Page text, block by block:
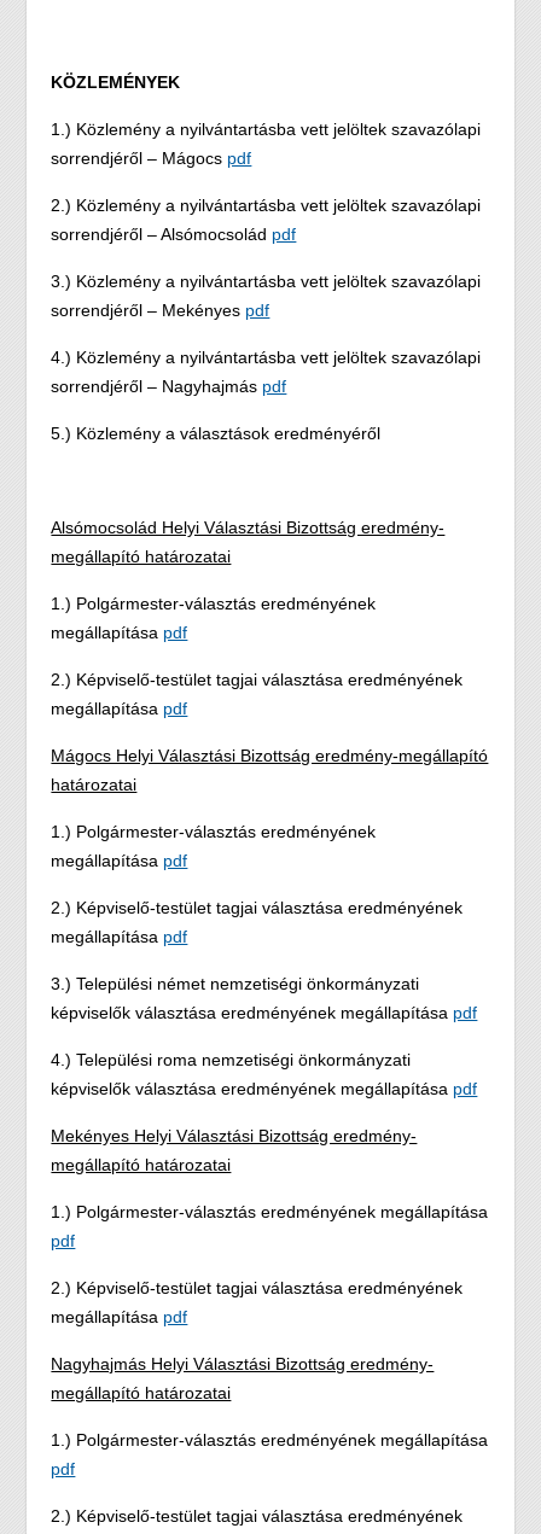
KÖZLEMÉNYEK
1.) Közlemény a nyilvántartásba vett jelöltek szavazólapi
sorrendjéről – Mágocs pdf
2.) Közlemény a nyilvántartásba vett jelöltek szavazólapi
sorrendjéről – Alsómocsolád pdf
3.) Közlemény a nyilvántartásba vett jelöltek szavazólapi
sorrendjéről – Mekényes pdf
4.) Közlemény a nyilvántartásba vett jelöltek szavazólapi
sorrendjéről – Nagyhajmás pdf
5.) Közlemény a választások eredményéről
Alsómocsolád Helyi Választási Bizottság eredmény-
megállapító határozatai
1.) Polgármester-választás eredményének
megállapítása pdf
2.) Képviselő-testület tagjai választása eredményének
megállapítása pdf
Mágocs Helyi Választási Bizottság eredmény-megállapító
határozatai
1.) Polgármester-választás eredményének
megállapítása pdf
2.) Képviselő-testület tagjai választása eredményének
megállapítása pdf
3.) Települési német nemzetiségi önkormányzati
képviselők választása eredményének megállapítása pdf
4.) Települési roma nemzetiségi önkormányzati
képviselők választása eredményének megállapítása pdf
Mekényes Helyi Választási Bizottság eredmény-
megállapító határozatai
1.) Polgármester-választás eredményének megállapítása
pdf
2.) Képviselő-testület tagjai választása eredményének
megállapítása pdf
Nagyhajmás Helyi Választási Bizottság eredmény-
megállapító határozatai
1.) Polgármester-választás eredményének megállapítása
pdf
2.) Képviselő-testület tagjai választása eredményének